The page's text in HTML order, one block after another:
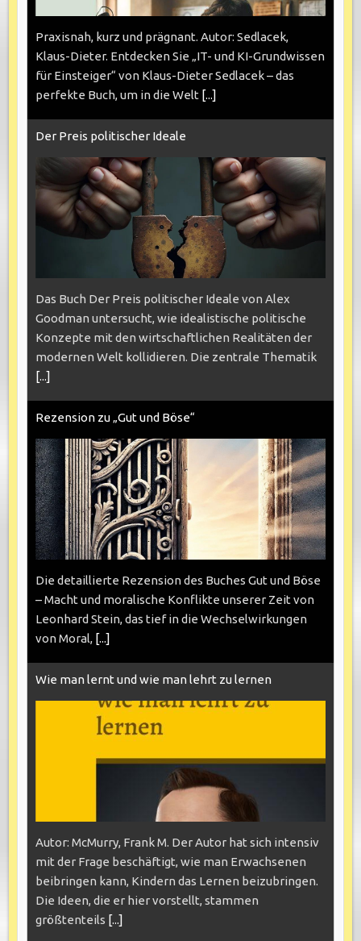
Praxisnah, kurz und prägnant. Autor: Sedlacek,
Klaus-Dieter. Entdecken Sie „IT- und KI-Grundwissen
für Einsteiger“ von Klaus-Dieter Sedlacek – das
perfekte Buch, um in die Welt [...]
Der Preis politischer Ideale
Das Buch Der Preis politischer Ideale von Alex
Goodman untersucht, wie idealistische politische
Konzepte mit den wirtschaftlichen Realitäten der
modernen Welt kollidieren. Die zentrale Thematik
[...]
Rezension zu „Gut und Böse“
Die detaillierte Rezension des Buches Gut und Böse
– Macht und moralische Konflikte unserer Zeit von
Leonhard Stein, das tief in die Wechselwirkungen
von Moral, [...]
Wie man lernt und wie man lehrt zu lernen
Autor: McMurry, Frank M. Der Autor hat sich intensiv
mit der Frage beschäftigt, wie man Erwachsenen
beibringen kann, Kindern das Lernen beizubringen.
Die Ideen, die er hier vorstellt, stammen
größtenteils [...]